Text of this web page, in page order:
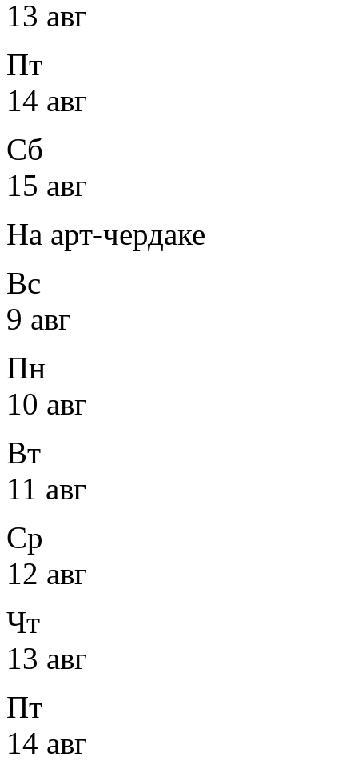
13 авг
Пт
14 авг
Сб
15 авг
На арт-чердаке
Вс
9 авг
Пн
10 авг
Вт
11 авг
Ср
12 авг
Чт
13 авг
Пт
14 авг